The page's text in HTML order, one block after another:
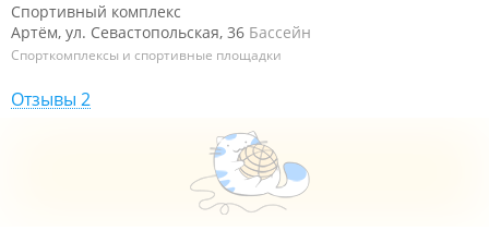
Спортивный комплекс
Артём, ул. Севастопольская, 36 Бассейн
Спорткомплексы и спортивные площадки
Отзывы 2